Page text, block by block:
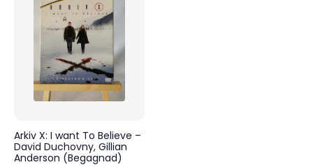
Arkiv X: I want To Believe –
David Duchovny, Gillian
Anderson (Begagnad)